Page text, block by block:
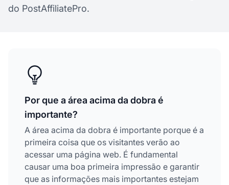
do PostAffiliatePro.
Por que a área acima da dobra é
importante?
A área acima da dobra é importante porque é a
primeira coisa que os visitantes verão ao
acessar uma página web. É fundamental
causar uma boa primeira impressão e garantir
que as informações mais importantes estejam